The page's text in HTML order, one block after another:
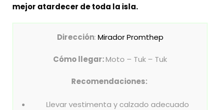
mejor atardecer de toda la isla.
Dirección: Mirador Promthep
Cómo llegar:Moto – Tuk – Tuk
Recomendaciones:
Llevar vestimenta y calzado adecuado